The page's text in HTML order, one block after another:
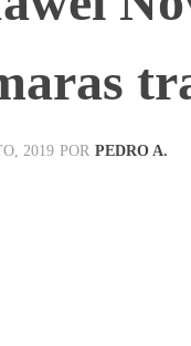
2019 POR PEDRO A.